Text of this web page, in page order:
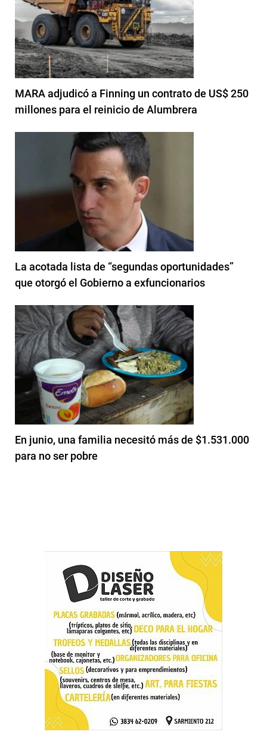
MARA adjudicó a Finning un contrato de US$ 250
millones para el reinicio de Alumbrera
La acotada lista de “segundas oportunidades”
que otorgó el Gobierno a exfuncionarios
En junio, una familia necesitó más de $1.531.000
para no ser pobre